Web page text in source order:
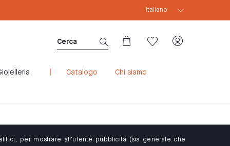
SCONTO WELCOME10: SCONTO 10% PER
Italiano
Catalogo Chi siamo
per mostrare all'utente pubblicità (sia generale che